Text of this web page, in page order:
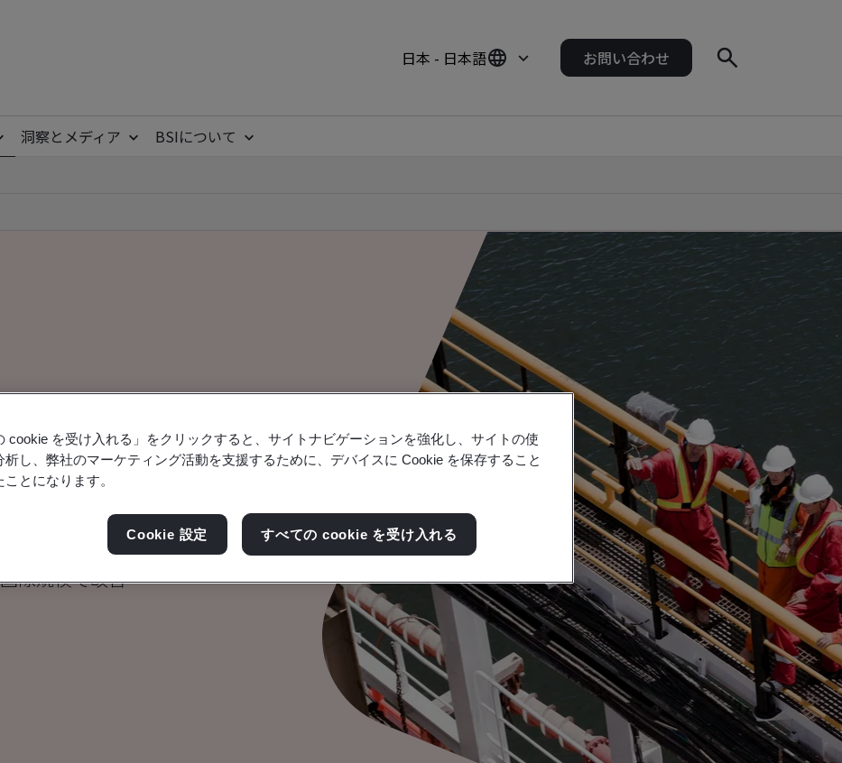
日本 - 日本語 お問い合わせ
洞察とメディア
BSIについて
スのマネジメ
際規模で改善
cookie を受け入れる」をクリックすると、サイトナビゲーションを強化し、サイトの使
析し、弊社のマーケティング活動を支援するために、デバイスに Cookie を保存すること
とになります。
Cookie 設定 すべての cookie を受け入れる